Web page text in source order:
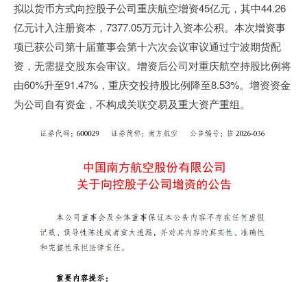
拟以货币方式向控股子公司重庆航空增资45亿元，其中44.26
亿元计入注册资本，7377.05万元计入资本公积。本次增资事
项已获公司第十届董事会第十六次会议审议通过宁波期货配
资，无需提交股东会审议。增资后公司对重庆航空持股比例将
由60%升至91.47%，重庆交投持股比例降至8.53%。增资资金
为公司自有资金，不构成关联交易及重大资产重组。